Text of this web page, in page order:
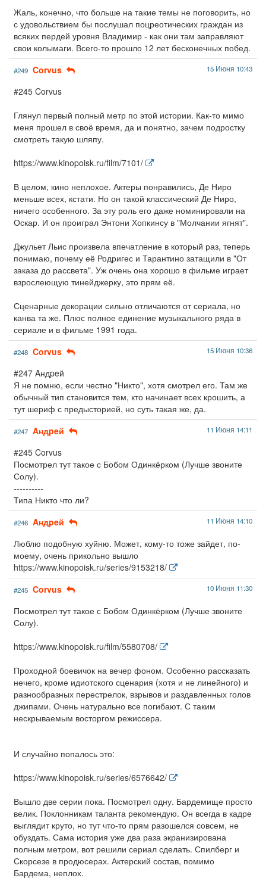
Жаль, конечно, что больше на такие темы не поговорить, но
с удовольствием бы послушал поцреотических граждан из
всяких пердей уровня Владимир - как они там заправляют
свои колымаги. Всего-то прошло 12 лет бесконечных побед.
#249 Corvus 15 Июня 10:43
#245 Corvus
Глянул первый полный метр по этой истории. Как-то мимо
меня прошел в своё время, да и понятно, зачем подростку
смотреть такую шляпу.
https://www.kinopoisk.ru/film/7101/
В целом, кино неплохое. Актеры понравились, Де Ниро
меньше всех, кстати. Но он такой классический Де Ниро,
ничего особенного. За эту роль его даже номинировали на
Оскар. И он проиграл Энтони Хопкинсу в "Молчании ягнят".
Джульет Льис произвела впечатление в который раз, теперь
понимаю, почему её Родригес и Тарантино затащили в "От
заказа до рассвета". Уж очень она хорошо в фильме играет
взрослеющую тинейджерку, это прям её.
Сценарные декорации сильно отличаются от сериала, но
канва та же. Плюс полное единение музыкального ряда в
сериале и в фильме 1991 года.
#248 Corvus 15 Июня 10:36
#247 Aндpeй
Я не помню, если честно "Никто", хотя смотрел его. Там же
обычный тип становится тем, кто начинает всех крошить, а
тут шериф с предысторией, но суть такая же, да.
#247 Aндpeй 11 Июня 14:11
#245 Corvus
Посмотрел тут такое с Бобом Одинкёрком (Лучше звоните
Солу).
----------
Типа Никто что ли?
#246 Aндpeй 11 Июня 14:10
Люблю подобную хуйню. Может, кому-то тоже зайдет, по-
моему, очень прикольно вышло
https://www.kinopoisk.ru/series/9153218/
#245 Corvus 10 Июня 11:30
Посмотрел тут такое с Бобом Одинкёрком (Лучше звоните
Солу).
https://www.kinopoisk.ru/film/5580708/
Проходной боевичок на вечер фоном. Особенно рассказать
нечего, кроме идиотского сценария (хотя и не линейного) и
разнообразных перестрелок, взрывов и раздавленных голов
джипами. Очень натурально все погибают. С таким
нескрываемым восторгом режиссера.
И случайно попалось это:
https://www.kinopoisk.ru/series/6576642/
Вышло две серии пока. Посмотрел одну. Бардемище просто
велик. Поклонникам таланта рекомендую. Он всегда в кадре
выглядит круто, но тут что-то прям разошелся совсем, не
обуздать. Сама история уже два раза экранизирована
полным метром, вот решили сериал сделать. Спилберг и
Скорсезе в продюсерах. Актерский состав, помимо
Бардема, неплох.